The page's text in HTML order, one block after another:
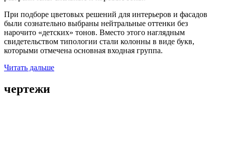
При подборе цветовых решений для интерьеров и фасадов
были сознательно выбраны нейтральные оттенки без
нарочито «детских» тонов. Вместо этого наглядным
свидетельством типологии стали колонны в виде букв,
которыми отмечена основная входная группа.
Читать дальше
чертежи